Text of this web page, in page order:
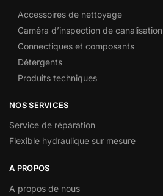
Accessoires de nettoyage
Caméra d’inspection de canalisation
Connectiques et composants
Détergents
Produits techniques
NOS SERVICES
Service de réparation
Flexible hydraulique sur mesure
A PROPOS
A propos de nous